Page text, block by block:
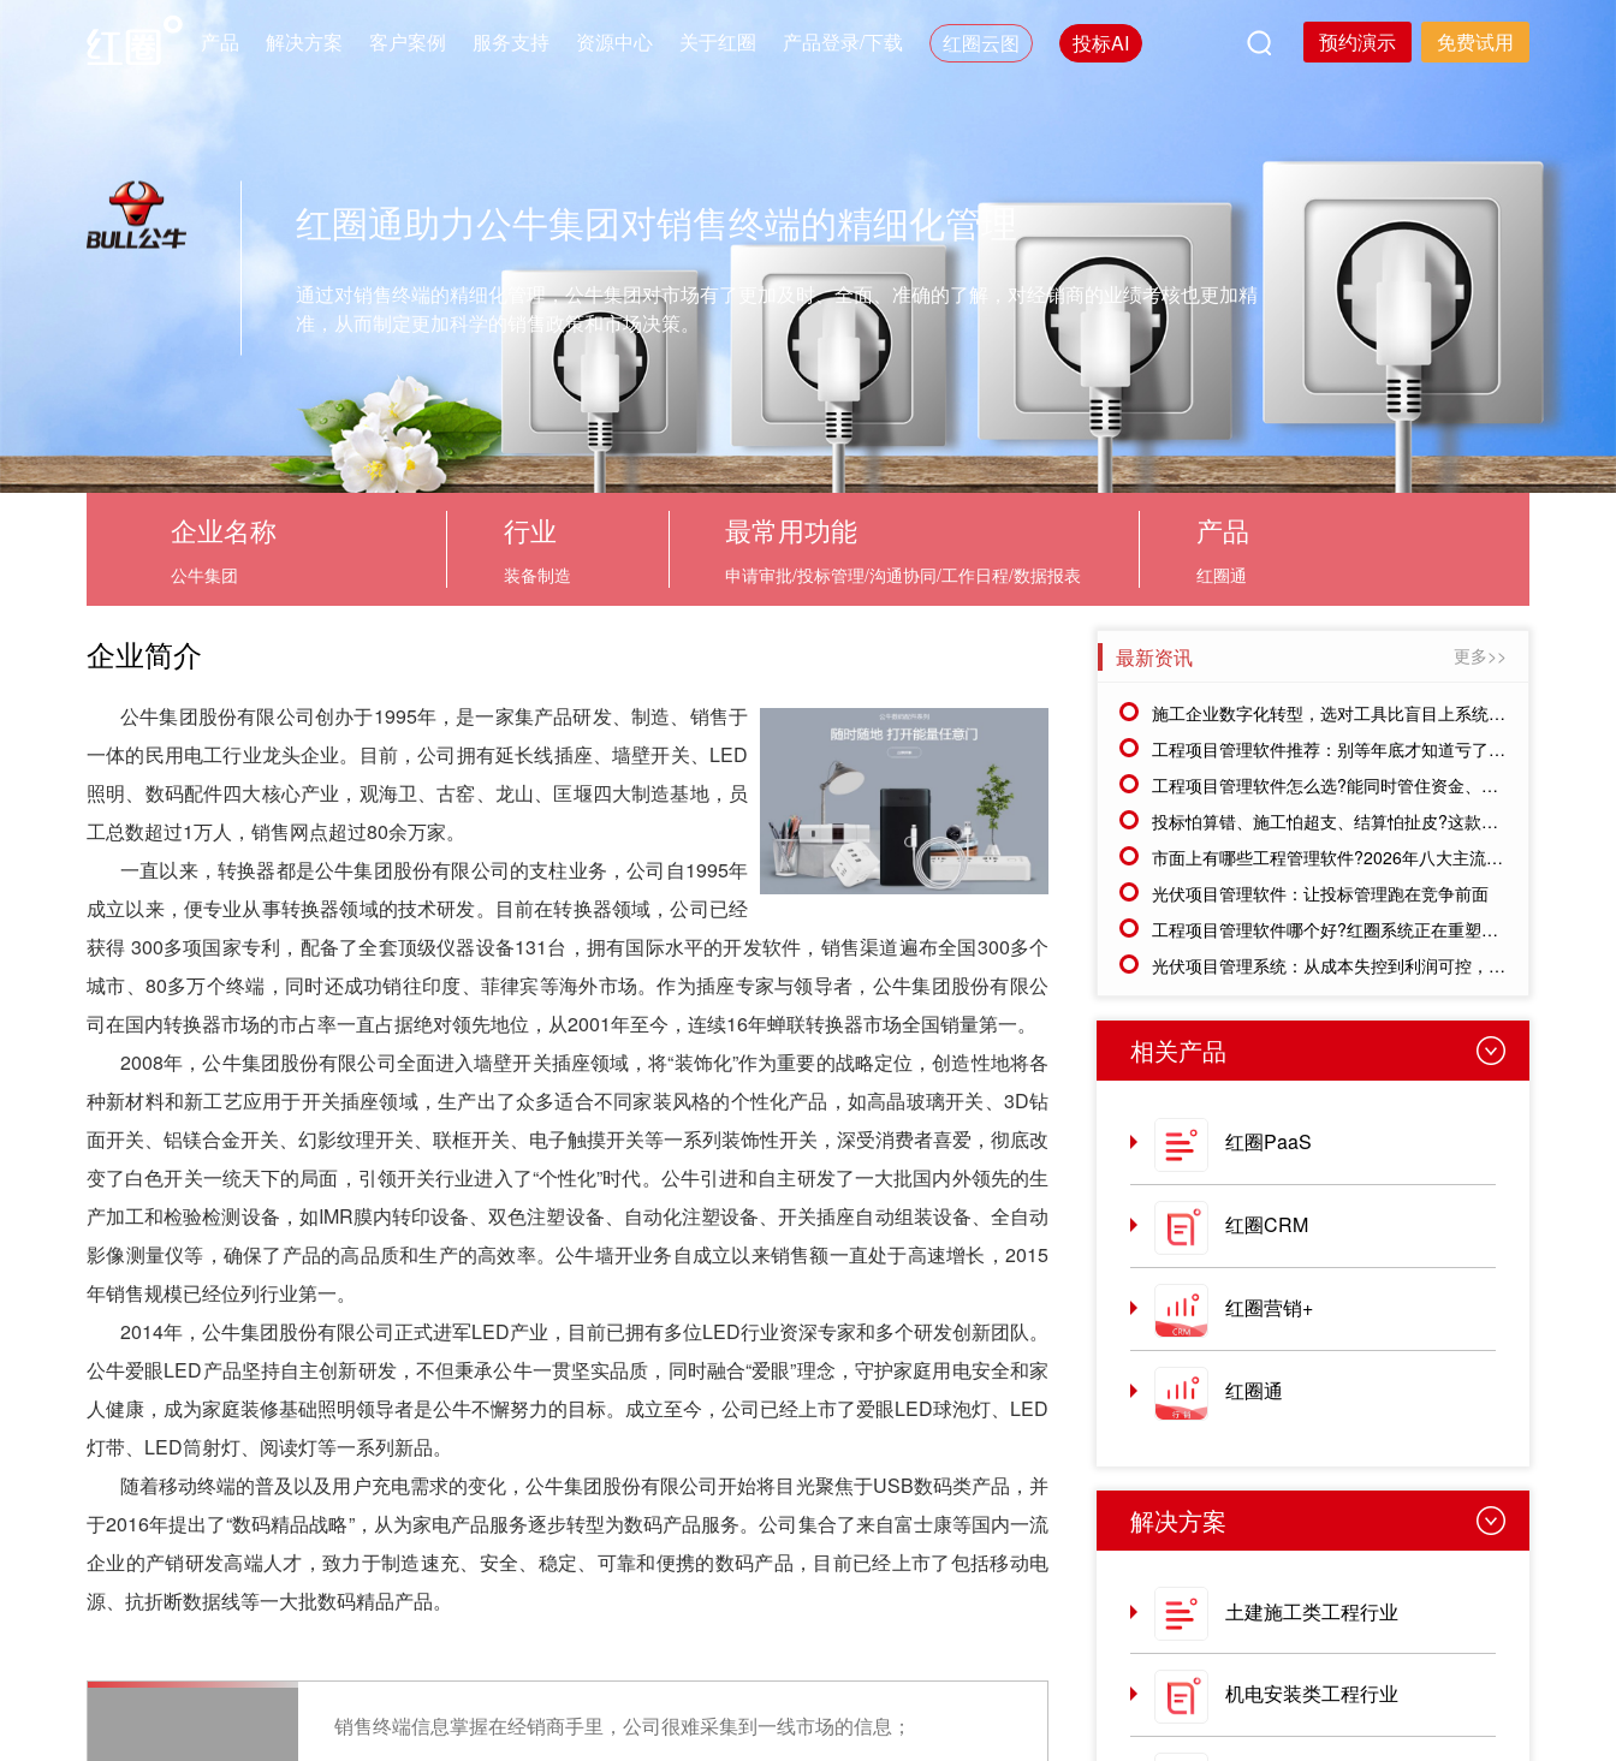
产品 解决方案 客户案例 服务支持 资源中心 关于红圈 产品登录/下载 红圈云图 投标AI 预约演示 免费试用
红圈通助力公牛集团对销售终端的精细化管理
通过对销售终端的精细化管理，公牛集团对市场有了更加及时、全面、准确的了解，对经销商的业绩考核也更加精
准，从而制定更加科学的销售政策和市场决策。
企业名称
公牛集团
行业
装备制造
最常用功能
申请审批/投标管理/沟通协同/工作日程/数据报表
产品
红圈通
企业简介
公牛集团股份有限公司创办于1995年，是一家集产品研发、制造、销售于
一体的民用电工行业龙头企业。目前，公司拥有延长线插座、墙壁开关、LED
照明、数码配件四大核心产业，观海卫、古窑、龙山、匡堰四大制造基地，员
工总数超过1万人，销售网点超过80余万家。
一直以来，转换器都是公牛集团股份有限公司的支柱业务，公司自1995年
成立以来，便专业从事转换器领域的技术研发。目前在转换器领域，公司已经
获得 300多项国家专利，配备了全套顶级仪器设备131台，拥有国际水平的开发软件，销售渠道遍布全国300多个
城市、80多万个终端，同时还成功销往印度、菲律宾等海外市场。作为插座专家与领导者，公牛集团股份有限公
司在国内转换器市场的市占率一直占据绝对领先地位，从2001年至今，连续16年蝉联转换器市场全国销量第一。
2008年，公牛集团股份有限公司全面进入墙壁开关插座领域，将“装饰化”作为重要的战略定位，创造性地将各
种新材料和新工艺应用于开关插座领域，生产出了众多适合不同家装风格的个性化产品，如高晶玻璃开关、3D钻
面开关、铝镁合金开关、幻影纹理开关、联框开关、电子触摸开关等一系列装饰性开关，深受消费者喜爱，彻底改
变了白色开关一统天下的局面，引领开关行业进入了“个性化”时代。公牛引进和自主研发了一大批国内外领先的生
产加工和检验检测设备，如IMR膜内转印设备、双色注塑设备、自动化注塑设备、开关插座自动组装设备、全自动
影像测量仪等，确保了产品的高品质和生产的高效率。公牛墙开业务自成立以来销售额一直处于高速增长，2015
年销售规模已经位列行业第一。
2014年，公牛集团股份有限公司正式进军LED产业，目前已拥有多位LED行业资深专家和多个研发创新团队。
公牛爱眼LED产品坚持自主创新研发，不但秉承公牛一贯坚实品质，同时融合“爱眼”理念，守护家庭用电安全和家
人健康，成为家庭装修基础照明领导者是公牛不懈努力的目标。成立至今，公司已经上市了爱眼LED球泡灯、LED
灯带、LED筒射灯、阅读灯等一系列新品。
随着移动终端的普及以及用户充电需求的变化，公牛集团股份有限公司开始将目光聚焦于USB数码类产品，并
于2016年提出了“数码精品战略”，从为家电产品服务逐步转型为数码产品服务。公司集合了来自富士康等国内一流
企业的产销研发高端人才，致力于制造速充、安全、稳定、可靠和便携的数码产品，目前已经上市了包括移动电
源、抗折断数据线等一大批数码精品产品。
销售终端信息掌握在经销商手里，公司很难采集到一线市场的信息；
最新资讯 更多>>
施工企业数字化转型，选对工具比盲目上系统更重要
工程项目管理软件推荐：别等年底才知道亏了!这套系统让每一分钱都有迹可循
工程项目管理软件怎么选?能同时管住资金、成本、进度的才靠谱
投标怕算错、施工怕超支、结算怕扯皮?这款施工成本管理系统一招全解决
市面上有哪些工程管理软件?2026年八大主流工具深度盘点
光伏项目管理软件：让投标管理跑在竞争前面
工程项目管理软件哪个好?红圈系统正在重塑工程企业的"数字大脑"
光伏项目管理系统：从成本失控到利润可控，老板只需做对一步
相关产品
红圈PaaS
红圈CRM
红圈营销+
红圈通
解决方案
土建施工类工程行业
机电安装类工程行业